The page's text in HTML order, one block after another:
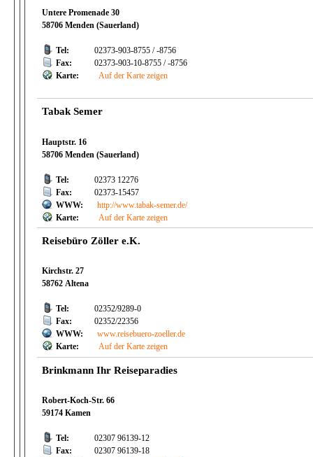
Untere Promenade 30
58706 Menden (Sauerland)
Tel:
02373-903-8755 / -8756
Fax:
02373-903-10-8755 / -8756
Karte:
Auf der Karte zeigen
Tabak Semer
Hauptstr. 16
58706 Menden (Sauerland)
Tel:
02373 12276
Fax:
02373-15457
WWW:
http://www.tabak-semer.de/
Karte:
Auf der Karte zeigen
Reisebüro Zöller e.K.
Kirchstr. 27
58762 Altena
Tel:
02352/9289-0
Fax:
02352/22356
WWW:
www.reisebuero-zoeller.de
Karte:
Auf der Karte zeigen
Brinkmann Ihr Reiseparadies
Robert-Koch-Str. 66
59174 Kamen
Tel:
02307 96139-12
Fax:
02307 96139-18